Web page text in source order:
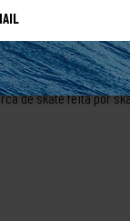
em 2002 na cidade
de atender
e acessórios, que
em
de skate feita por